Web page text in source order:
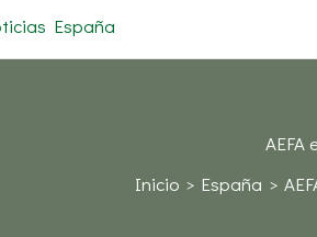
Inicio
España